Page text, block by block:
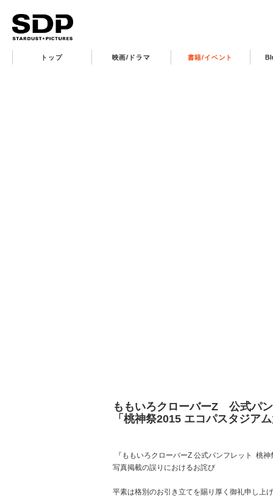
トップ 映画/ドラマ 書籍/イベント
ももいろクローバーZ 公式パ
「桃神祭2015 エコパスタジア
『ももいろクローバーZ 公式パンフレット 桃
写真掲載の誤りにおけるお詫び
平素は格別のお引き立てを賜り厚く御礼申し上